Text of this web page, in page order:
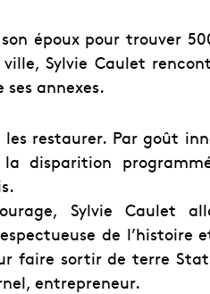
époux pour trouver
Sylvie Caulet
annexes.
les restaurer. Par goût
disparition
Sylvie Caulet
de l’histoire
faire sortir de terre
entrepreneur.